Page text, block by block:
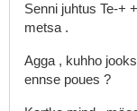
Senni juhtus Te-+
metsa .
Agga , kuhho
ennse poues ?